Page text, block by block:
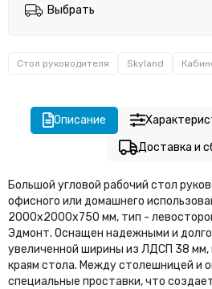
Выбрать
Стол руководителя Skyland
Описание
Доставка и
Большой угловой рабочий стол
офисного или домашнего
2000х2000х750 мм, тип -
Эдмонт. Оснащен надежными и
увеличенной ширины из ЛДСП 38
краям стола. Между столешницей и
специальные проставки, что